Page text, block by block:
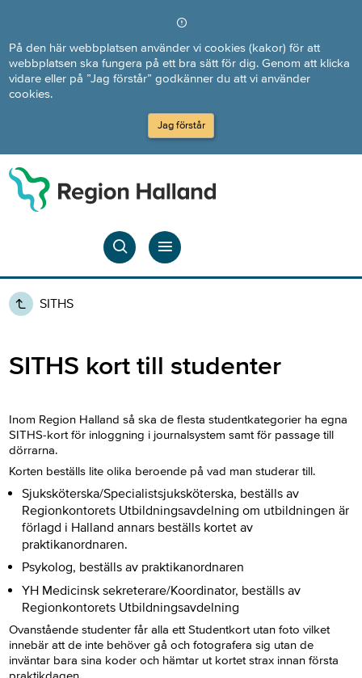
På den här webbplatsen använder vi cookies (kakor) för att
webbplatsen ska fungera på ett bra sätt för dig. Genom att klicka
vidare eller på ”Jag förstår” godkänner du att vi använder
cookies.
Jag förstår
SITHS
SITHS kort till studenter
Inom Region Halland så ska de flesta studentkategorier ha egna
SITHS-kort för inloggning i journalsystem samt för passage till
dörrarna.
Korten beställs lite olika beroende på vad man studerar till.
Sjuksköterska/Specialistsjuksköterska, beställs av
Regionkontorets Utbildningsavdelning om utbildningen är
förlagd i Halland annars beställs kortet av
praktikanordnaren.
Psykolog, beställs av praktikanordnaren
YH Medicinsk sekreterare/Koordinator, beställs av
Regionkontorets Utbildningsavdelning
Ovanstående studenter får alla ett Studentkort utan foto vilket
innebär att de inte behöver gå och fotografera sig utan de
inväntar bara sina koder och hämtar ut kortet strax innan första